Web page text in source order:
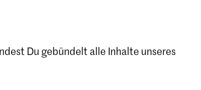
Du gebündelt alle Inhalte unseres